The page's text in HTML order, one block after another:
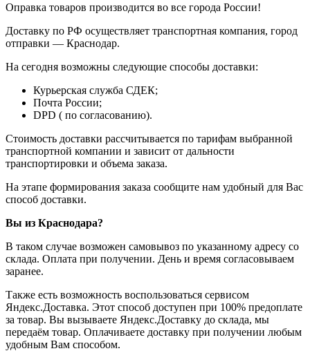
Оправка товаров производится во все города России!
Доставку по РФ осуществляет транспортная компания, город
отправки — Краснодар.
На сегодня возможны следующие способы доставки:
Курьерская служба СДЕК;
Почта России;
DPD ( по согласованию).
Стоимость доставки рассчитывается по тарифам выбранной
транспортной компании и зависит от дальности
транспортировки и объема заказа.
На этапе формирования заказа сообщите нам удобный для Вас
способ доставки.
Вы из Краснодара?
В таком случае возможен самовывоз по указанному адресу со
склада. Оплата при получении. День и время согласовываем
заранее.
Также есть возможность воспользоваться сервисом
Яндекс.Доставка. Этот способ доступен при 100% предоплате
за товар. Вы вызываете Яндекс.Доставку до склада, мы
передаём товар. Оплачиваете доставку при получении любым
удобным Вам способом.